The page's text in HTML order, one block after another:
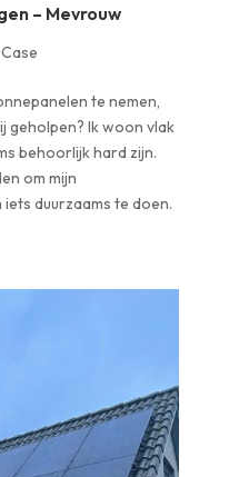
– Mevrouw
Case
te nemen,
geholpen? Ik woon vlak
behoorlijk hard zijn.
om mijn
duurzaams te doen.